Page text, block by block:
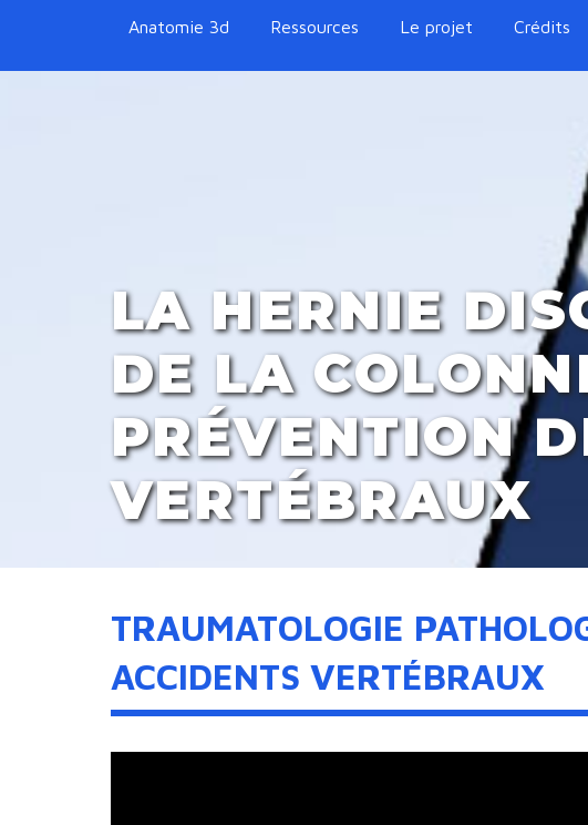
Anatomie 3d Ressources Le projet Crédits
LA HERNIE
DE LA
PRÉVENTION
VERTÉBRAUX
TRAUMATOLOGIE
ACCIDENTS VERTÉBRAUX